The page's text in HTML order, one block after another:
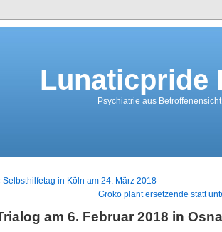
Lunaticpride
Psychiatrie aus Betroffenensicht
Selbsthilfetag in Köln am 24. März 2018
Groko plant ersetzende statt
am 6. Februar 2018 in